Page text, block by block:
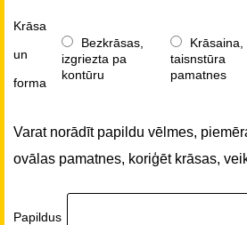
Krāsa
un
forma
Bezkrāsas,
izgriezta pa
kontūru
Krāsaina,
taisnstūra
pamatnes
Varat norādīt papildu vēlmes,
ovālas pamatnes, koriģēt krāsas,
Papildus